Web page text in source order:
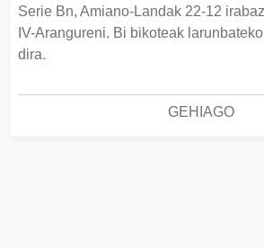
Serie Bn, Amiano-Landak 22-12
IV-Arangureni. Bi bikoteak
dira.
GEHIAGO